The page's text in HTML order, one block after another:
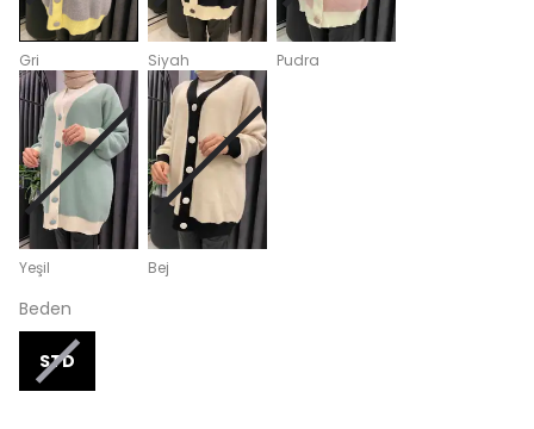
Gri Siyah Pudra
Yeşil Bej
Beden
STD